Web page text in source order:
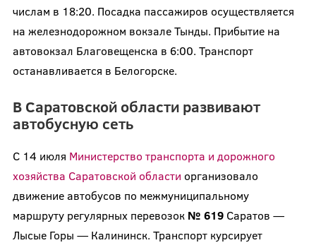
числам в 18:20. Посадка пассажиров осуществляется
на железнодорожном вокзале Тынды. Прибытие на
автовокзал Благовещенска в 6:00. Транспорт
останавливается в Белогорске.
В Саратовской области развивают
автобусную сеть
С 14 июля Министерство транспорта и дорожного
хозяйства Саратовской области организовало
движение автобусов по межмуниципальному
маршруту регулярных перевозок № 619Саратов —
Лысые Горы — Калининск. Транспорт курсирует